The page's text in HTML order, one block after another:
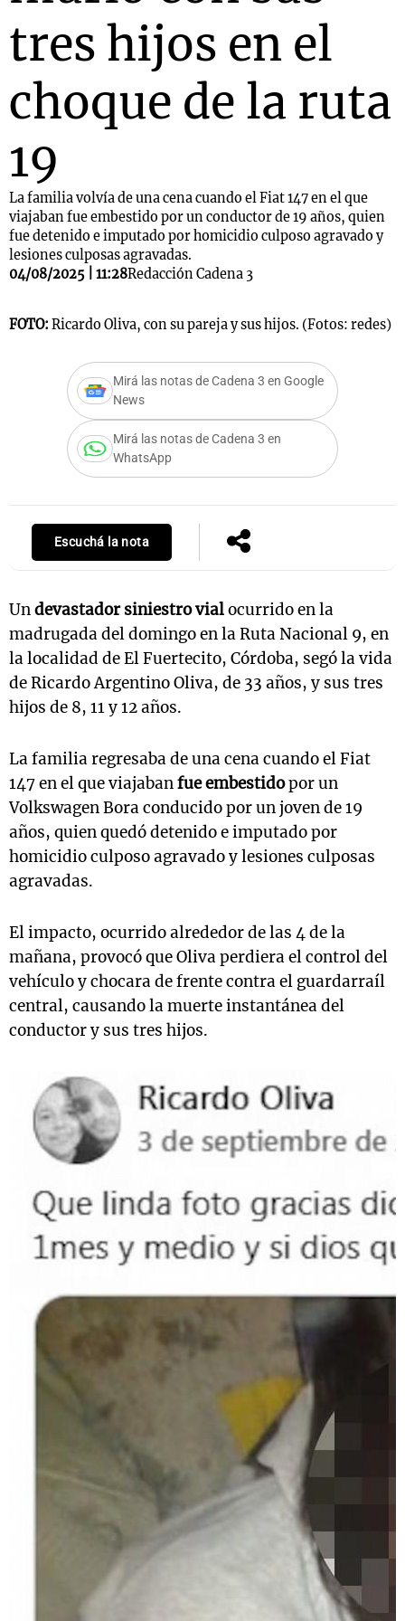
tres hijos en el
choque de la ruta
19
La familia volvía de una cena cuando el Fiat 147 en el que
viajaban fue embestido por un conductor de 19 años, quien
fue detenido e imputado por homicidio culposo agravado y
lesiones culposas agravadas.
04/08/2025 | 11:28Redacción Cadena 3
FOTO: Ricardo Oliva, con su pareja y sus hijos. (Fotos: redes)
Mirá las notas de Cadena 3 en Google
News
Mirá las notas de Cadena 3 en
WhatsApp
Escuchá la nota
Undevastador siniestro vialocurrido en la
madrugada del domingo en la Ruta Nacional 9, en
la localidad de El Fuertecito, Córdoba, segó la vida
de Ricardo Argentino Oliva, de 33 años, y sus tres
hijos de 8, 11 y 12 años.
La familia regresaba de una cena cuando el Fiat
147 en el que viajabanfue embestidopor un
Volkswagen Bora conducido por un joven de 19
años, quien quedó detenido e imputado por
homicidio culposo agravado y lesiones culposas
agravadas.
El impacto, ocurrido alrededor de las 4 de la
mañana, provocó que Oliva perdiera el control del
vehículo y chocara de frente contra el guardarraíl
central, causando la muerte instantánea del
conductor y sus tres hijos.
Mundial 2026
Notas